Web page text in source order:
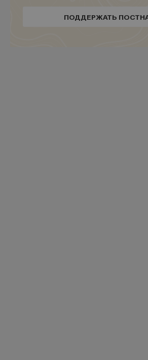
ПОДДЕРЖАТЬ